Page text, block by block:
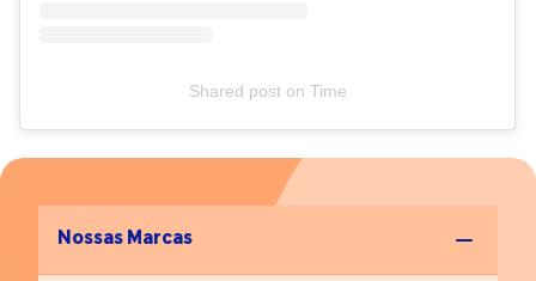
Shared poston Time
Nossas Marcas